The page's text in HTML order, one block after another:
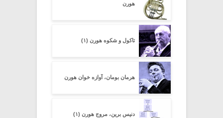
هورن
تاکول و شکوه هورن (۱)
هرمان بومان، آوازه خوان هورن
دنیس برین، مروج هورن (۱)